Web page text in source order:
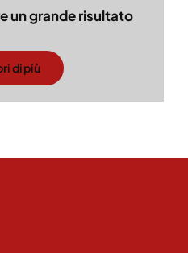
un grande risultato
di più